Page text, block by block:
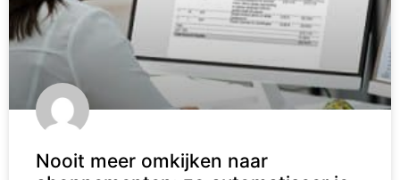
Nooit meer omkijken naar